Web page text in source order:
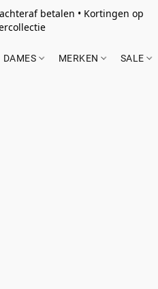
betalen • Kortingen op
DAMES MERKEN SALE